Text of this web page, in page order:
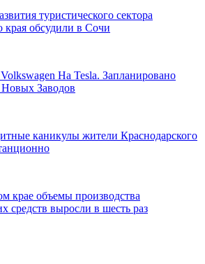
туристического сектора
края обсудили в Сочи
На Tesla. Запланировано
Заводов
каникулы жители Краснодарского
крае объемы производства
средств выросли в шесть раз